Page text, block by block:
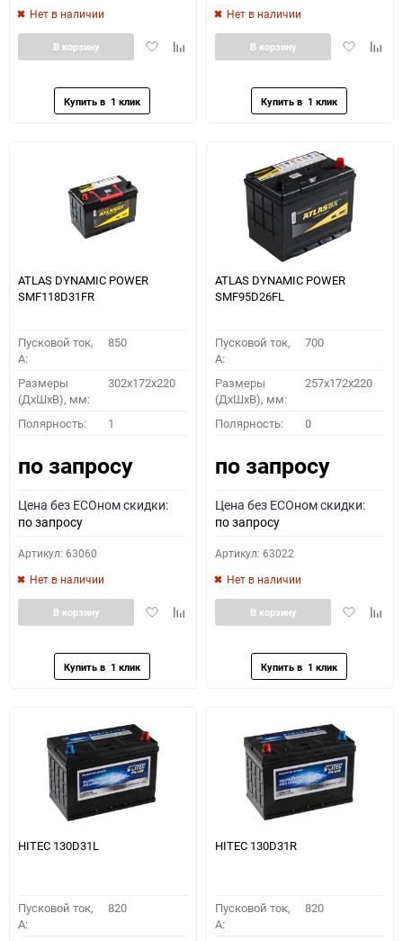
Нет в наличии
ДобавитьДобавить
В корзину
Нет в наличии
Добавить
В корзину
ATLAS DYNAMIC POWER
SMF118D31FR
Пусковой ток,
A:
850
Размеры
(ДхШхВ), мм:
302x172x220
Полярность: 1
по запросу
Цена без ECOном скидки:
по запросу
Артикул: 63060
Нет в наличии
ДобавитьДобавить
В корзину
ATLAS DYNAMIC POWER
SMF95D26FL
Пусковой ток,
A:
700
Размеры
(ДхШхВ), мм:
257x172x220
Полярность: 0
по запросу
Цена без ECOном скидки:
по запросу
Артикул: 63022
Нет в наличии
Добавить
В корзину
HITEC 130D31L
Пусковой ток,
A:
820
HITEC 130D31R
Пусковой ток,
A:
820